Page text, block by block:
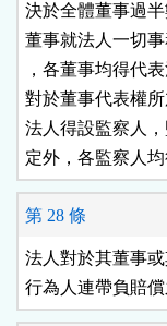
決於全體董事過半
董事就法人一切
，各董事均得代表
對於董事代表權
法人得設監察人
定外，各監察人
第 28 條
法人對於其董事
行為人連帶負賠償